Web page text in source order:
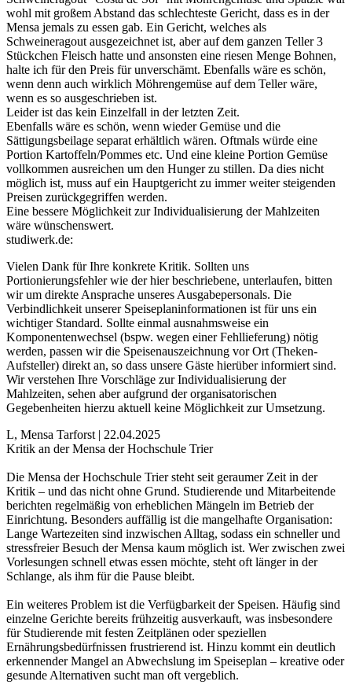
wohl mit großem Abstand das schlechteste Gericht, dass es in der
Mensa jemals zu essen gab. Ein Gericht, welches als
Schweineragout ausgezeichnet ist, aber auf dem ganzen Teller 3
Stückchen Fleisch hatte und ansonsten eine riesen Menge Bohnen,
halte ich für den Preis für unverschämt. Ebenfalls wäre es schön,
wenn denn auch wirklich Möhrengemüse auf dem Teller wäre,
wenn es so ausgeschrieben ist.
Leider ist das kein Einzelfall in der letzten Zeit.
Ebenfalls wäre es schön, wenn wieder Gemüse und die
Sättigungsbeilage separat erhältlich wären. Oftmals würde eine
Portion Kartoffeln/Pommes etc. Und eine kleine Portion Gemüse
vollkommen ausreichen um den Hunger zu stillen. Da dies nicht
möglich ist, muss auf ein Hauptgericht zu immer weiter steigenden
Preisen zurückgegriffen werden.
Eine bessere Möglichkeit zur Individualisierung der Mahlzeiten
wäre wünschenswert.
studiwerk.de:
Vielen Dank für Ihre konkrete Kritik. Sollten uns
Portionierungsfehler wie der hier beschriebene, unterlaufen, bitten
wir um direkte Ansprache unseres Ausgabepersonals. Die
Verbindlichkeit unserer Speiseplaninformationen ist für uns ein
wichtiger Standard. Sollte einmal ausnahmsweise ein
Komponentenwechsel (bspw. wegen einer Fehllieferung) nötig
werden, passen wir die Speisenauszeichnung vor Ort (Theken-
Aufsteller) direkt an, so dass unsere Gäste hierüber informiert sind.
Wir verstehen Ihre Vorschläge zur Individualisierung der
Mahlzeiten, sehen aber aufgrund der organisatorischen
Gegebenheiten hierzu aktuell keine Möglichkeit zur Umsetzung.
L, Mensa Tarforst | 22.04.2025
Kritik an der Mensa der Hochschule Trier
Die Mensa der Hochschule Trier steht seit geraumer Zeit in der
Kritik – und das nicht ohne Grund. Studierende und Mitarbeitende
berichten regelmäßig von erheblichen Mängeln im Betrieb der
Einrichtung. Besonders auffällig ist die mangelhafte Organisation:
Lange Wartezeiten sind inzwischen Alltag, sodass ein schneller und
stressfreier Besuch der Mensa kaum möglich ist. Wer zwischen zwei
Vorlesungen schnell etwas essen möchte, steht oft länger in der
Schlange, als ihm für die Pause bleibt.
Ein weiteres Problem ist die Verfügbarkeit der Speisen. Häufig sind
einzelne Gerichte bereits frühzeitig ausverkauft, was insbesondere
für Studierende mit festen Zeitplänen oder speziellen
Ernährungsbedürfnissen frustrierend ist. Hinzu kommt ein deutlich
erkennender Mangel an Abwechslung im Speiseplan – kreative oder
gesunde Alternativen sucht man oft vergeblich.